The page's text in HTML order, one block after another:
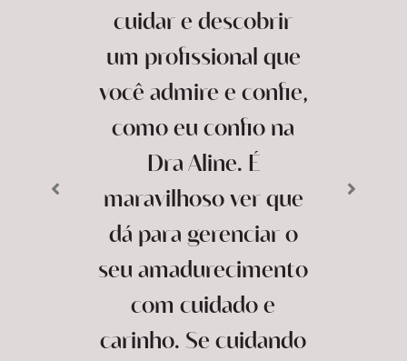
cuidar e descobrir
um profissional que
você admire e confie,
como eu confio na
Dra Aline. É
maravilhoso ver que
dá para gerenciar o
seu amadurecimento
com cuidado e
carinho. Se cuidando